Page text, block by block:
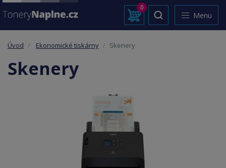
0
Menu
Úvod Ekonomické tiskárny Skenery
Skenery